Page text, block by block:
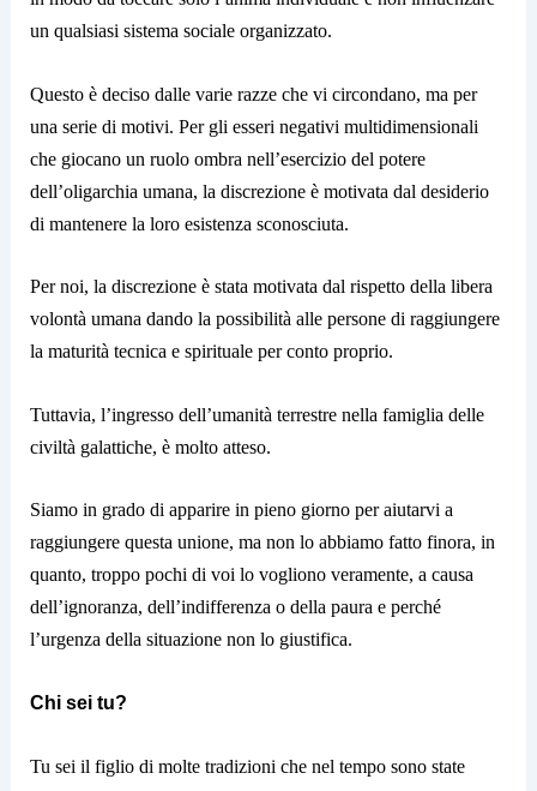
un qualsiasi sistema sociale organizzato.
Questo è deciso dalle varie razze che vi circondano, ma per
una serie di motivi. Per gli esseri negativi multidimensionali
che giocano un ruolo ombra nell’esercizio del potere
dell’oligarchia umana, la discrezione è motivata dal desiderio
di mantenere la loro esistenza sconosciuta.
Per noi, la discrezione è stata motivata dal rispetto della libera
volontà umana dando la possibilità alle persone di raggiungere
la maturità tecnica e spirituale per conto proprio.
Tuttavia, l’ingresso dell’umanità terrestre nella famiglia delle
civiltà galattiche, è molto atteso.
Siamo in grado di apparire in pieno giorno per aiutarvi a
raggiungere questa unione, ma non lo abbiamo fatto finora, in
quanto, troppo pochi di voi lo vogliono veramente, a causa
dell’ignoranza, dell’indifferenza o della paura e perché
l’urgenza della situazione non lo giustifica.
Chi sei tu?
Tu sei il figlio di molte tradizioni che nel tempo sono state